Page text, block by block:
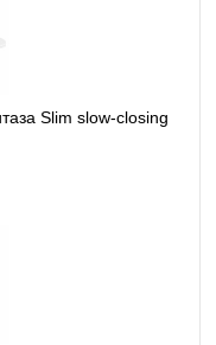
Slim slow-closing